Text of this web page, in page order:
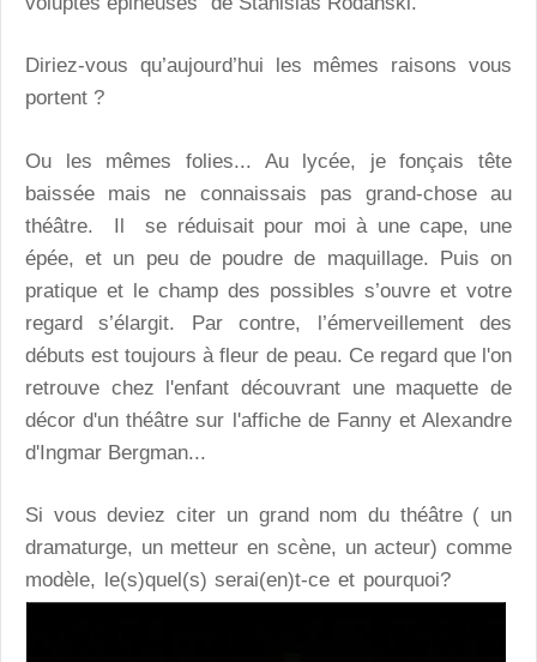
Diriez-vous qu’aujourd’hui les mêmes raisons vous
portent ?
Ou les mêmes folies... Au lycée, je fonçais tête
baissée mais ne connaissais pas grand-chose au
théâtre. Il se réduisait pour moi à une cape, une
épée, et un peu de poudre de maquillage. Puis on
pratique et le champ des possibles s’ouvre et votre
regard s’élargit. Par contre, l’émerveillement des
débuts est toujours à fleur de peau. Ce regard que l'on
retrouve chez l'enfant découvrant une maquette de
décor d'un théâtre sur l'affiche de Fanny et Alexandre
d'Ingmar Bergman...
Si vous deviez citer un grand nom du théâtre ( un
dramaturge, un metteur en scène, un acteur) comme
modèle, le(s)quel(s) serai(en)t-ce et pourquoi?